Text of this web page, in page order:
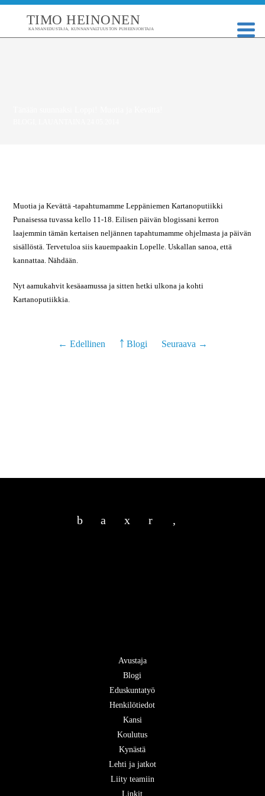
TIMO HEINONEN
KANSANEDUSTAJA, KUNNANVALTUUSTON PUHEENJOHTAJA
Muotia ja Kevättä -tapahtumamme Leppäniemen Kartanoputiikki
Punaisessa tuvassa kello 11-18. Eilisen päivän blogissani kerron
laajemmin tämän kertaisen neljännen tapahtumamme ohjelmasta ja päivän
sisällöstä. Tervetuloa siis kauempaakin Lopelle. Uskallan sanoa, että
kannattaa. Nähdään.
Nyt aamukahvit kesäaamussa ja sitten hetki ulkona ja kohti
Kartanoputiikkia.
← Edellinen ￪ Blogi Seuraava →
b a x r ,
Avustaja
Blogi
Eduskuntatyö
Henkilötiedot
Kansi
Koulutus
Kynästä
Lehti ja jatkot
Liity teamiin
Linkit